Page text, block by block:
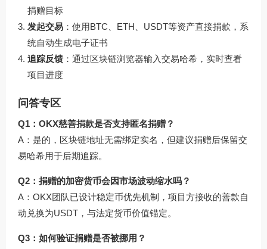
捐赠目标
发起交易 ：使用BTC、ETH、USDT等资产直接捐款，系
统自动生成电子证书
追踪反馈 ：通过区块链浏览器输入交易哈希，实时查看
项目进度
问答专区
Q1：OKX慈善捐款是否支持匿名捐赠？
A：是的，区块链地址无需绑定实名，但建议捐赠后保留交
易哈希用于后期追踪。
Q2：捐赠的加密货币会因市场波动缩水吗？
A：OKX团队已设计稳定币优先机制，项目方接收的善款自
动兑换为USDT，与法定货币价值锚定。
Q3：如何验证捐赠是否被挪用？